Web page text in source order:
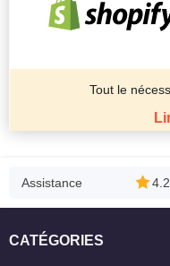
Tout le
Assistance 4.2
CATÉGORIES